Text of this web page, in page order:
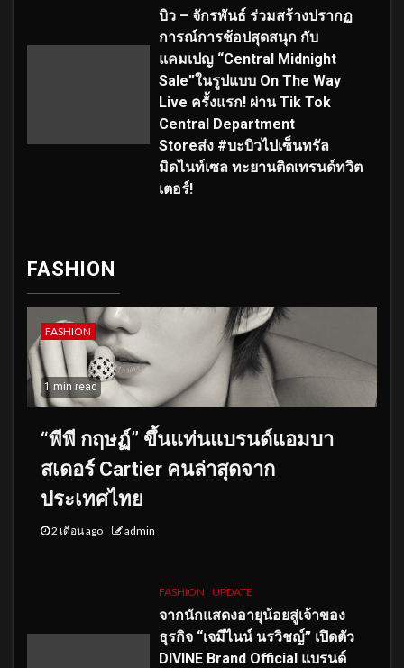
บิว – จักรพันธ์ ร่วมสร้างปรากฏ
การณ์การช้อปสุดสนุก กับ
แคมเปญ “Central Midnight
Sale”ในรูปแบบ On The Way
Live ครั้งแรก! ผ่าน Tik Tok
Central Department
Storeส่ง #บะบิวไปเซ็นทรัล
มิดไนท์เซล ทะยานติดเทรนด์ทวิต
เตอร์!
FASHION
FASHION
1 min read
“พีพี กฤษฏ์” ขึ้นแท่นแบรนด์แอมบา
สเดอร์ Cartier คนล่าสุดจาก
ประเทศไทย
2 เดือน ago admin
FASHION UPDATE
จากนักแสดงอายุน้อยสู่เจ้าของ
ธุรกิจ “เจมีไนน์ นรวิชญ์” เปิดตัว
DIVINE Brand Official แบรนด์